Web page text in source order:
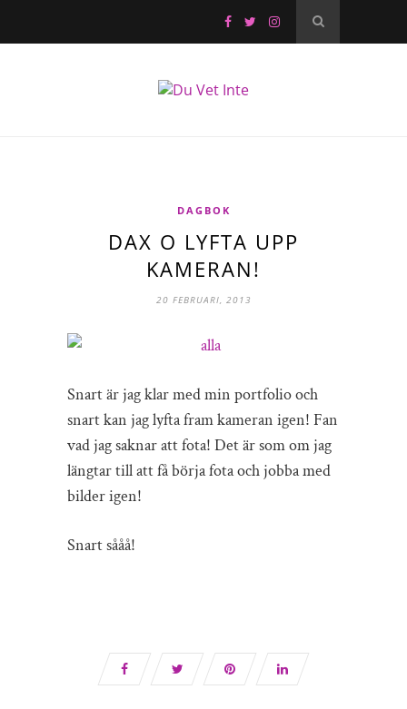
DAGBOK
DAX O LYFTA UPP
KAMERAN!
20 FEBRUARI, 2013
Snart är jag klar med min portfolio och
snart kan jag lyfta fram kameran igen! Fan
vad jag saknar att fota! Det är som om jag
längtar till att få börja fota och jobba med
bilder igen!
Snart sååå!